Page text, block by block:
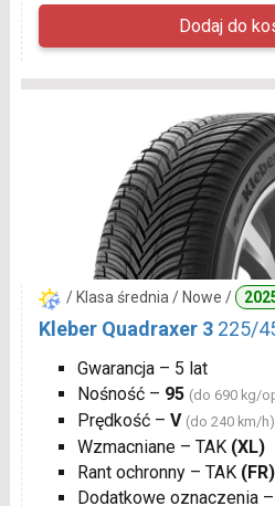
/ Klasa średnia / Nowe /
Kleber Quadraxer 3 225/
Gwarancja – 5 lat
Nośność – 95 (do 690 kg/
Prędkość – V (do 240 km/h)
Wzmacniane – TAK (XL)
Rant ochronny – TAK (FR)
Dodatkowe oznaczenia